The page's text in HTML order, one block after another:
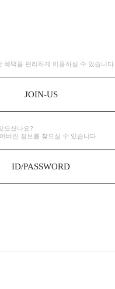
혜택을 편리하게 이용하실 수 있습니다.
JOIN-US
으셨나요?
버린 정보를 찾으실 수 있습니다.
ID/PASSWORD